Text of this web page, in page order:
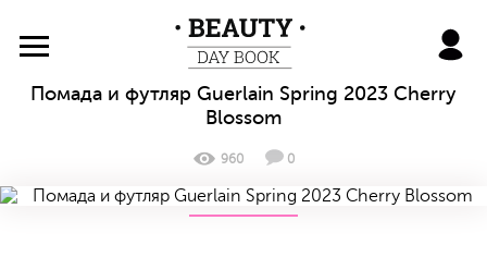
BeautyDayBook
Помада и футляр Guerlain Spring 2023 Cherry
Blossom
960 0